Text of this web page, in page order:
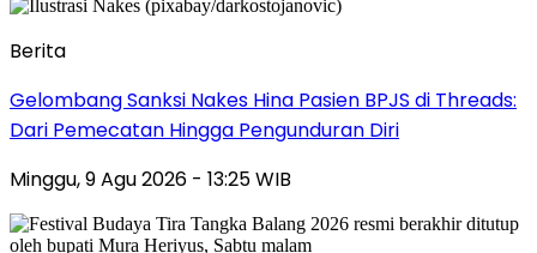
Berita
Gelombang Sanksi Nakes Hina Pasien BPJS di Threads:
Dari Pemecatan Hingga Pengunduran Diri
Minggu, 9 Agu 2026 - 13:25 WIB